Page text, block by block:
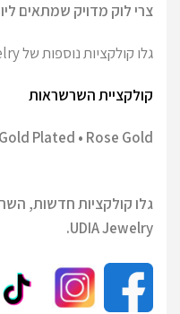
צרי לוק מדויק שמתאים
גלו קולקציות נוספות של UDIA Jewelry
קולקציית השרשראות
Plated • Rose Gold
גלו קולקציות חדשות,
UDIA Jewelry.